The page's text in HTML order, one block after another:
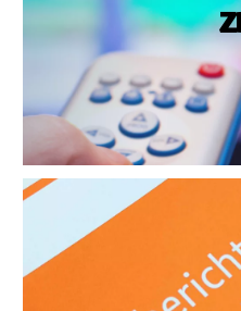
Ataman: Zahl der
www.zdf.de/
2021-
Weitere